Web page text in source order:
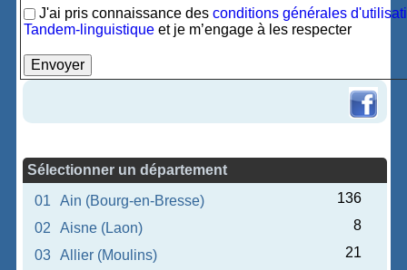
J'ai pris connaissance desconditions générales
Tandem-linguistique et je m’engage à les respecter
Sélectionner un département
01
Ain (Bourg-en-Bresse)
136
02
Aisne (Laon)
8
03
Allier (Moulins)
21